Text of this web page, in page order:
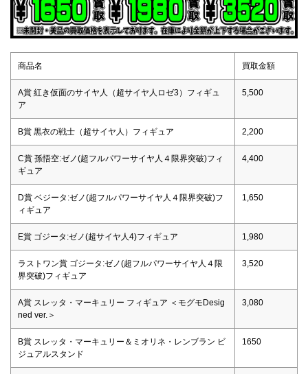
商品名 買取金額
A賞 紅き仮面のサイヤ人（超サイヤ人ロゼ3）フィギュ
ア
5,500
B賞 黒衣の戦士（超サイヤ人）フィギュア 2,200
C賞 孫悟空:ゼノ(超フルパワーサイヤ人４限界突破)フィ
ギュア
4,400
D賞 ベジータ:ゼノ(超フルパワーサイヤ人４限界突破)フ
ィギュア
1,650
E賞 ゴジータ:ゼノ(超サイヤ人4)フィギュア 1,980
ラストワン賞 ゴジータ:ゼノ(超フルパワーサイヤ人４限
界突破)フィギュア
3,520
A賞 スレッタ・マーキュリー フィギュア ＜モグモDesig
ned ver.＞
3,080
B賞 スレッタ・マーキュリー＆ミオリネ・レンブラン ビ
ジュアルスタンド
1650